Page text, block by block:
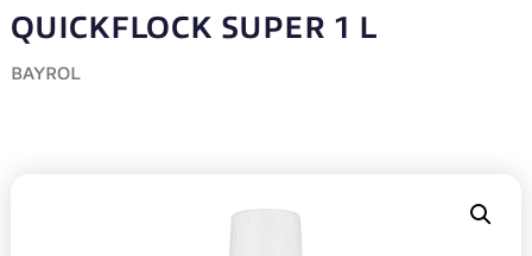
QUICKFLOCK SUPER 1 L
BAYROL